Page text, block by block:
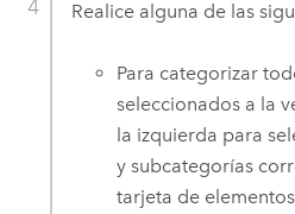
Realice alguna de las
Para categorizar
seleccionados a la
la izquierda para
y subcategorías
tarjeta de